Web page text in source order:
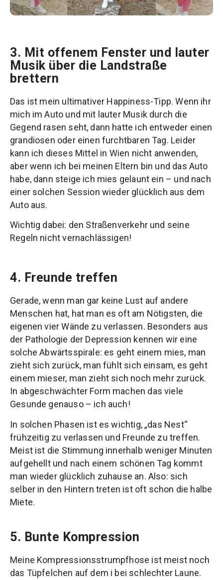
3. Mit offenem Fenster und lauter
Musik über die Landstraße
brettern
Das ist mein ultimativer Happiness-Tipp. Wenn ihr
mich im Auto und mit lauter Musik durch die
Gegend rasen seht, dann hatte ich entweder einen
grandiosen oder einen furchtbaren Tag. Leider
kann ich dieses Mittel in Wien nicht anwenden,
aber wenn ich bei meinen Eltern bin und das Auto
habe, dann steige ich mies gelaunt ein – und nach
einer solchen Session wieder glücklich aus dem
Auto aus.
Wichtig dabei: den Straßenverkehr und seine
Regeln nicht vernachlässigen!
4. Freunde treffen
Gerade, wenn man gar keine Lust auf andere
Menschen hat, hat man es oft am Nötigsten, die
eigenen vier Wände zu verlassen. Besonders aus
der Pathologie der Depression kennen wir eine
solche Abwärtsspirale: es geht einem mies, man
zieht sich zurück, man fühlt sich einsam, es geht
einem mieser, man zieht sich noch mehr zurück.
In abgeschwächter Form machen das viele
Gesunde genauso – ich auch!
In solchen Phasen ist es wichtig, „das Nest“
frühzeitig zu verlassen und Freunde zu treffen.
Meist ist die Stimmung innerhalb weniger Minuten
aufgehellt und nach einem schönen Tag kommt
man wieder glücklich zuhause an. Also: sich
selber in den Hintern treten ist oft schon die halbe
Miete.
5. Bunte Kompression
Meine Kompressionsstrumpfhose ist meist noch
das Tüpfelchen auf dem i bei schlechter Laune.